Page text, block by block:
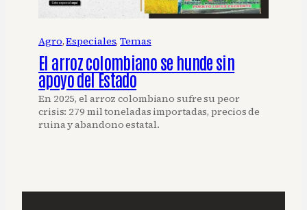
Agro, Especiales, Temas
El arroz colombiano se hunde sin
apoyo del Estado
En 2025, el arroz colombiano sufre su peor
crisis: 279 mil toneladas importadas, precios de
ruina y abandono estatal.